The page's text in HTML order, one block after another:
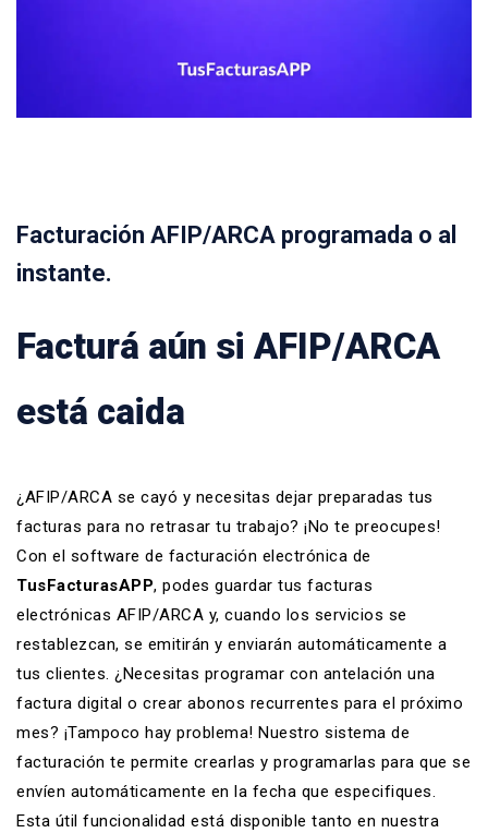
Facturación AFIP/ARCA programada o al
instante.
Facturá aún si AFIP/ARCA
está caida
¿AFIP/ARCA se cayó y necesitas dejar preparadas tus
facturas para no retrasar tu trabajo? ¡No te preocupes!
Con el software de facturación electrónica de
TusFacturasAPP, podes guardar tus facturas
electrónicas AFIP/ARCA y, cuando los servicios se
restablezcan, se emitirán y enviarán automáticamente a
tus clientes. ¿Necesitas programar con antelación una
factura digital o crear abonos recurrentes para el próximo
mes? ¡Tampoco hay problema! Nuestro sistema de
facturación te permite crearlas y programarlas para que se
envíen automáticamente en la fecha que especifiques.
Esta útil funcionalidad está disponible tanto en nuestra